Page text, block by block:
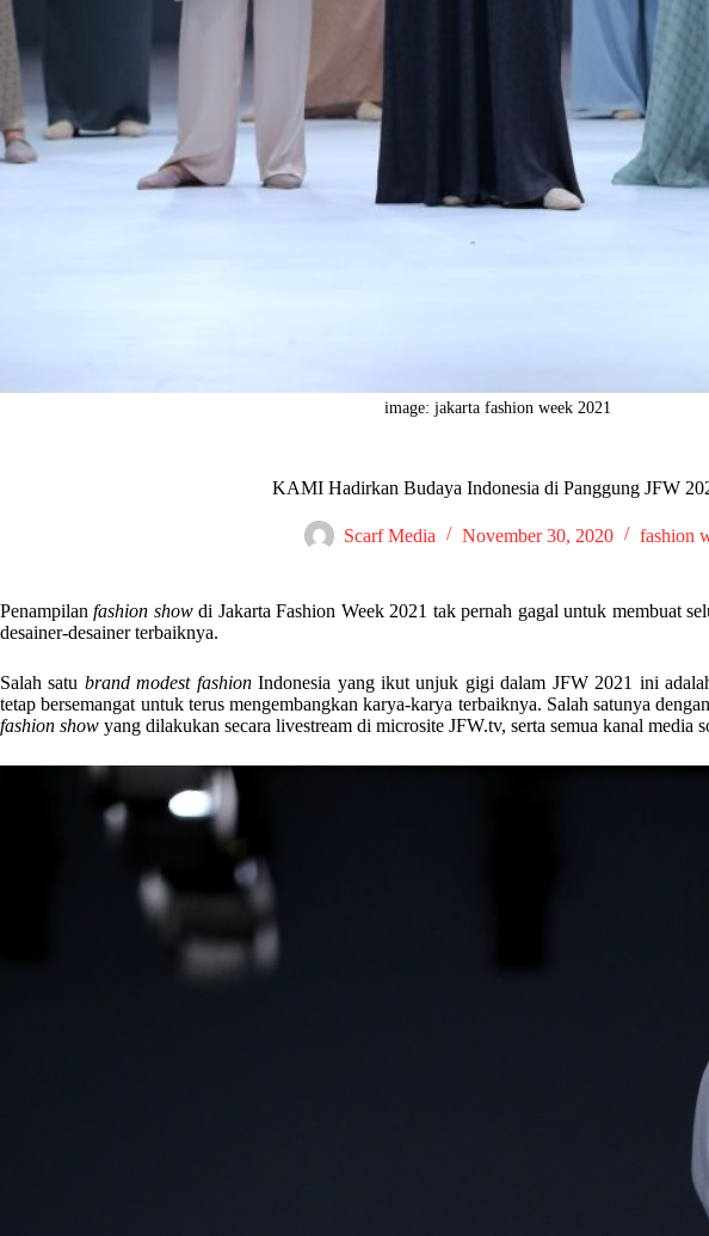
image: jakarta fashion week 2021
KAMI Hadirkan Budaya Indonesia di Panggung JFW
Scarf Media November 30, 2020 fashion
Penampilanfashion showdi Jakarta Fashion Week 2021 tak pernah gagal untuk membuat
desainer-desainer terbaiknya.
Salah satu brand modest fashionIndonesia yang ikut unjuk gigi dalam JFW 2021 ini
tetap bersemangat untuk terus mengembangkan karya-karya terbaiknya. Salah satunya
fashion show yang dilakukan secara livestream di microsite JFW.tv, serta semua kanal media